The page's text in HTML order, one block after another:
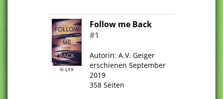
e
n
t
© LYX
Follow me Back
#1
Autorin: A.V. Geiger
erschienen September
2019
358 Seiten